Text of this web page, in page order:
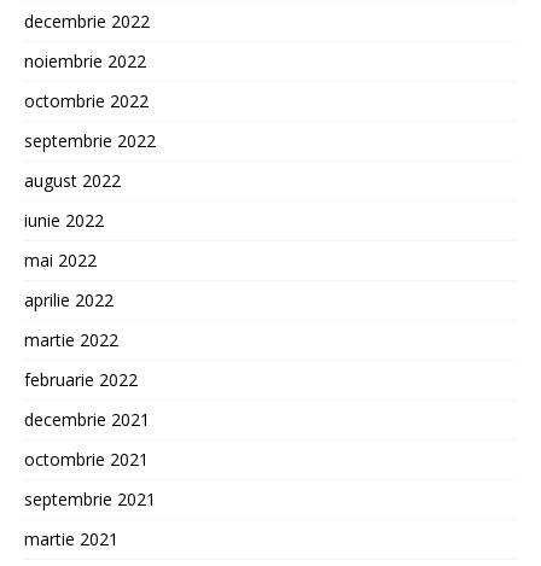
decembrie 2022
noiembrie 2022
octombrie 2022
septembrie 2022
august 2022
iunie 2022
mai 2022
aprilie 2022
martie 2022
februarie 2022
decembrie 2021
octombrie 2021
septembrie 2021
martie 2021